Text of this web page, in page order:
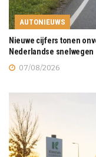
AUTONIEUWS
Nieuwe cijfers tonen
Nederlandse snelwegen
07/08/2026